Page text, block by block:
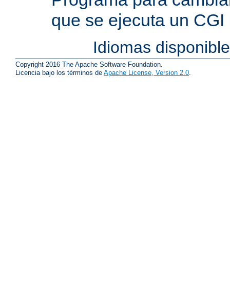
que se ejecuta un CGI
Idiomas
Copyright 2016 The Apache Software Foundation.
Licencia bajo los términos de Apache License, Version 2.0.